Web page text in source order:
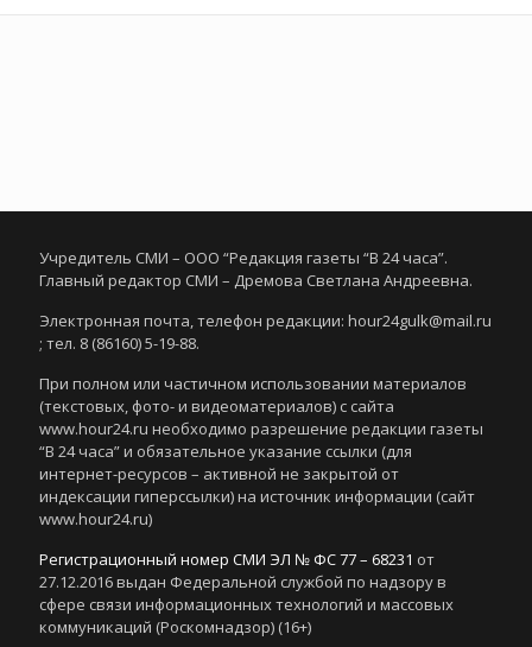
Учредитель СМИ – ООО “Редакция газеты “В 24 часа”.
Главный редактор СМИ – Дремова Светлана Андреевна.
Электронная почта, телефон редакции: hour24gulk@mail.ru
; тел. 8 (86160) 5-19-88.
При полном или частичном использовании материалов
(текстовых, фото- и видеоматериалов) с сайта
www.hour24.ru необходимо разрешение редакции газеты
“В 24 часа” и обязательное указание ссылки (для
интернет-ресурсов – активной не закрытой от
индексации гиперссылки) на источник информации (сайт
www.hour24.ru)
Регистрационный номер СМИ ЭЛ № ФС 77 – 68231 от
27.12.2016 выдан Федеральной службой по надзору в
сфере связи информационных технологий и массовых
коммуникаций (Роскомнадзор) (16+)